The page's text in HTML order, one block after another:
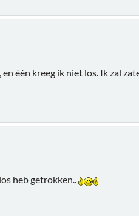
één kreeg ik niet los. Ik zal
heb getrokken..